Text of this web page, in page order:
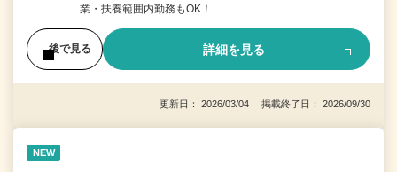
業・扶養範囲内勤務もOK！
後で見る 詳細を見る
更新日： 2026/03/04 掲載終了日： 2026/09/30
NEW